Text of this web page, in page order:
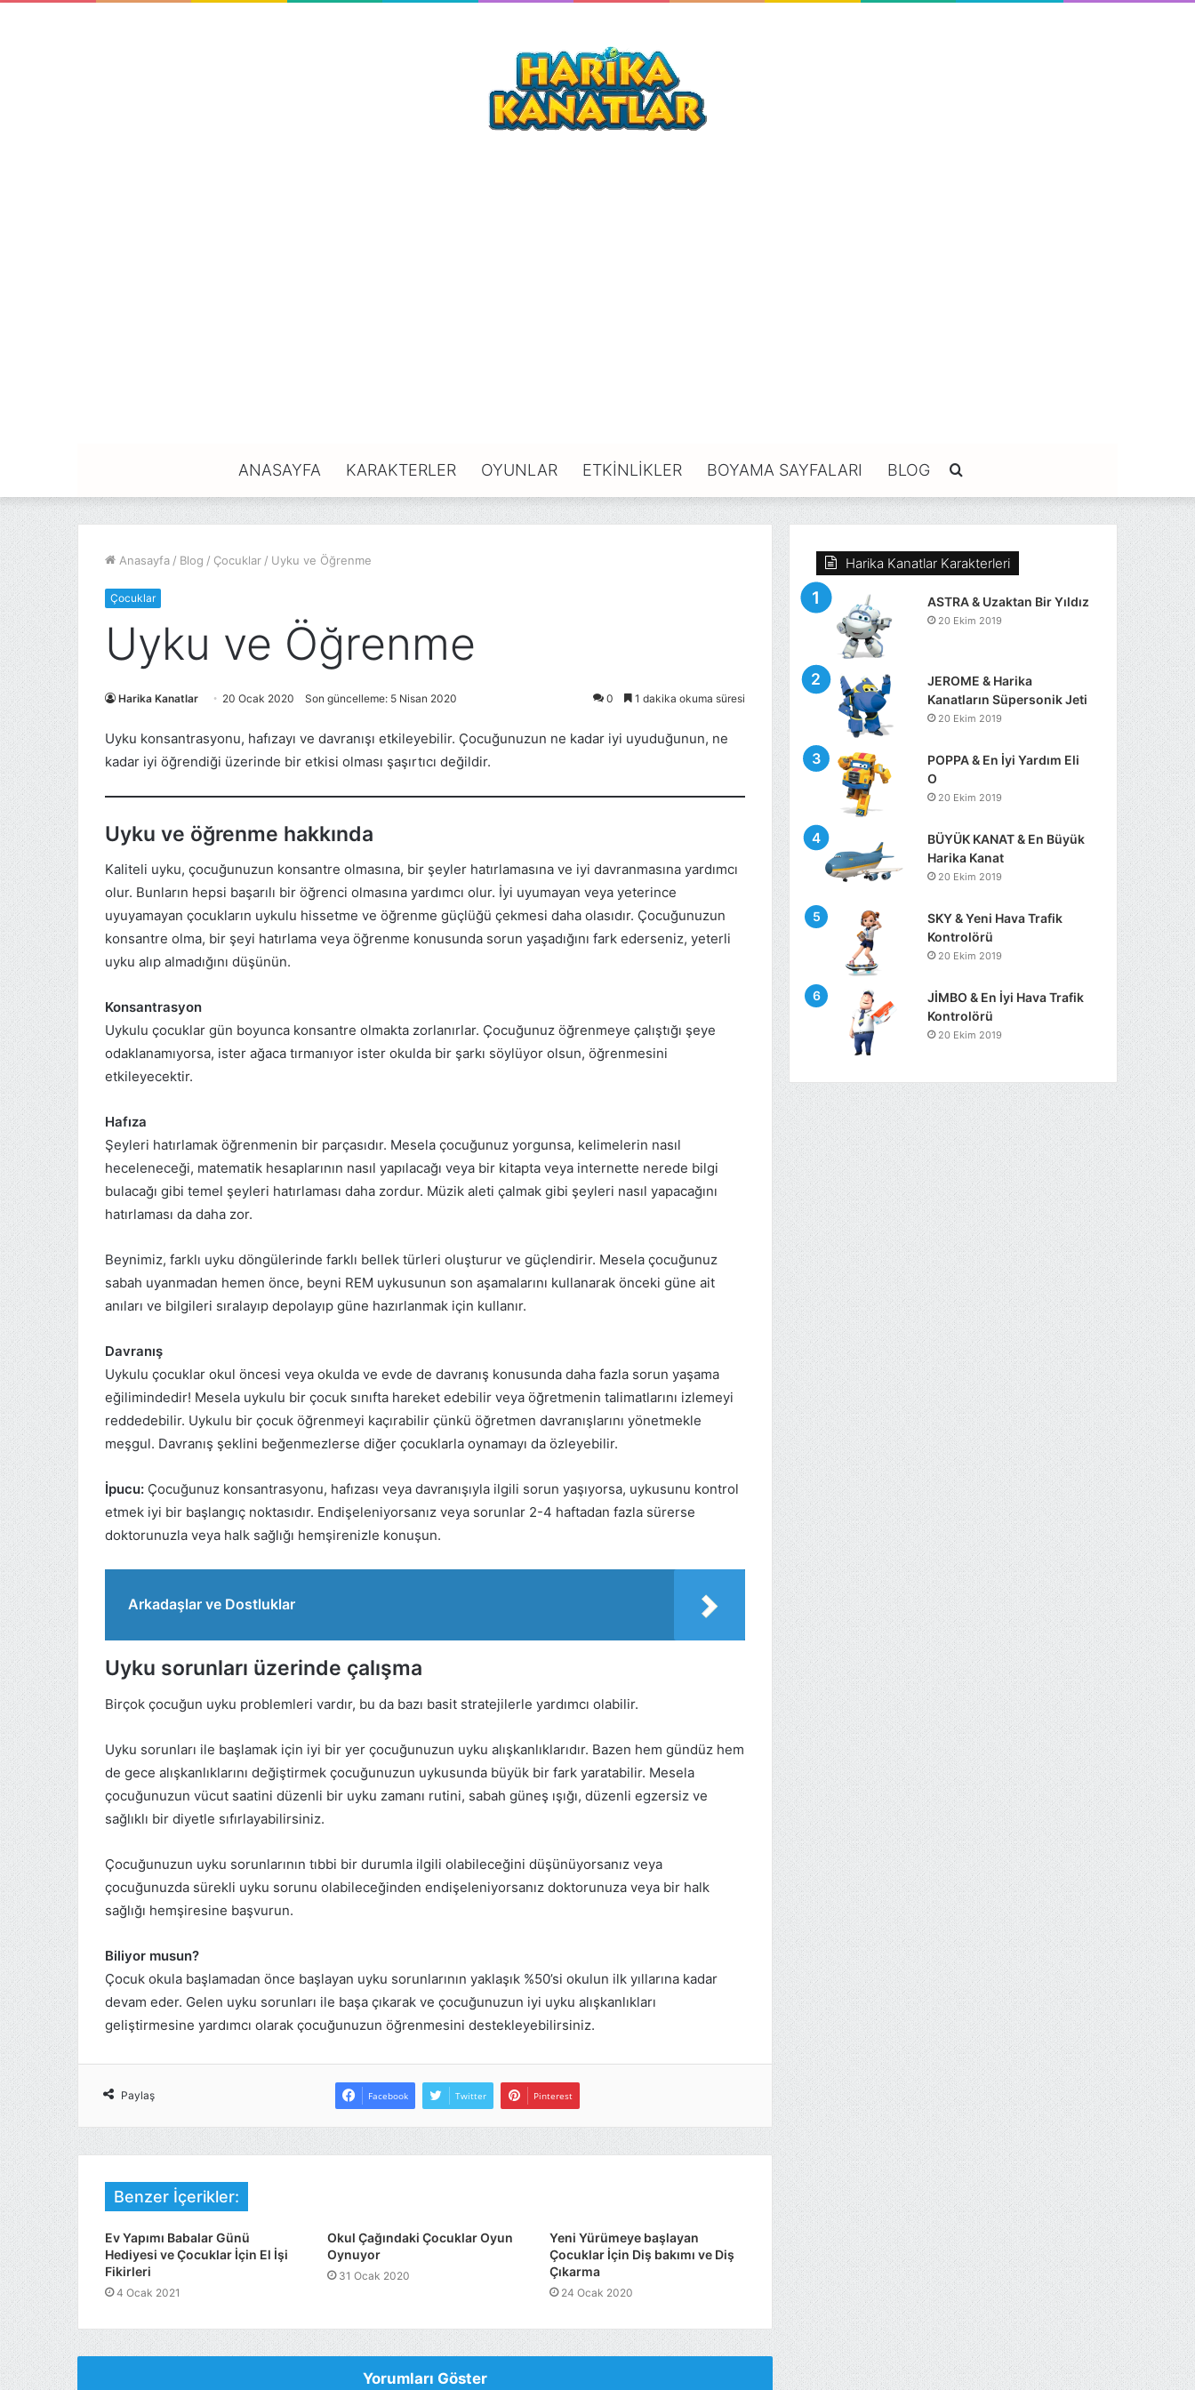
ANASAYFA KARAKTERLER OYUNLAR ETKINLIKLER BOYAMA SAYFALARI BLOG Arama
yap
...
Anasayfa / Blog / Çocuklar / Uyku ve Öğrenme
Çocuklar
Uyku ve Öğrenme
Harika Kanatlar 20 Ocak 2020 Son güncelleme: 5 Nisan 2020 0 1 dakika okuma süresi
Uyku konsantrasyonu, hafızayı ve davranışı etkileyebilir. Çocuğunuzun ne kadar iyi uyuduğunun, ne
kadar iyi öğrendiği üzerinde bir etkisi olması şaşırtıcı değildir.
Uyku ve öğrenme hakkında
Kaliteli uyku, çocuğunuzun konsantre olmasına, bir şeyler hatırlamasına ve iyi davranmasına yardımcı
olur. Bunların hepsi başarılı bir öğrenci olmasına yardımcı olur. İyi uyumayan veya yeterince
uyuyamayan çocukların uykulu hissetme ve öğrenme güçlüğü çekmesi daha olasıdır. Çocuğunuzun
konsantre olma, bir şeyi hatırlama veya öğrenme konusunda sorun yaşadığını fark ederseniz, yeterli
uyku alıp almadığını düşünün.
Konsantrasyon
Uykulu çocuklar gün boyunca konsantre olmakta zorlanırlar. Çocuğunuz öğrenmeye çalıştığı şeye
odaklanamıyorsa, ister ağaca tırmanıyor ister okulda bir şarkı söylüyor olsun, öğrenmesini
etkileyecektir.
Hafıza
Şeyleri hatırlamak öğrenmenin bir parçasıdır. Mesela çocuğunuz yorgunsa, kelimelerin nasıl
heceleneceği, matematik hesaplarının nasıl yapılacağı veya bir kitapta veya internette nerede bilgi
bulacağı gibi temel şeyleri hatırlaması daha zordur. Müzik aleti çalmak gibi şeyleri nasıl yapacağını
hatırlaması da daha zor.
Beynimiz, farklı uyku döngülerinde farklı bellek türleri oluşturur ve güçlendirir. Mesela çocuğunuz
sabah uyanmadan hemen önce, beyni REM uykusunun son aşamalarını kullanarak önceki güne ait
anıları ve bilgileri sıralayıp depolayıp güne hazırlanmak için kullanır.
Davranış
Uykulu çocuklar okul öncesi veya okulda ve evde de davranış konusunda daha fazla sorun yaşama
eğilimindedir! Mesela uykulu bir çocuk sınıfta hareket edebilir veya öğretmenin talimatlarını izlemeyi
reddedebilir. Uykulu bir çocuk öğrenmeyi kaçırabilir çünkü öğretmen davranışlarını yönetmekle
meşgul. Davranış şeklini beğenmezlerse diğer çocuklarla oynamayı da özleyebilir.
İpucu: Çocuğunuz konsantrasyonu, hafızası veya davranışıyla ilgili sorun yaşıyorsa, uykusunu kontrol
etmek iyi bir başlangıç ​​noktasıdır. Endişeleniyorsanız veya sorunlar 2-4 haftadan fazla sürerse
doktorunuzla veya halk sağlığı hemşirenizle konuşun.
Arkadaşlar ve Dostluklar
Uyku sorunları üzerinde çalışma
Birçok çocuğun uyku problemleri vardır, bu da bazı basit stratejilerle yardımcı olabilir.
Uyku sorunları ile başlamak için iyi bir yer çocuğunuzun uyku alışkanlıklarıdır. Bazen hem gündüz hem
de gece alışkanlıklarını değiştirmek çocuğunuzun uykusunda büyük bir fark yaratabilir. Mesela
çocuğunuzun vücut saatini düzenli bir uyku zamanı rutini, sabah güneş ışığı, düzenli egzersiz ve
sağlıklı bir diyetle sıfırlayabilirsiniz.
Çocuğunuzun uyku sorunlarının tıbbi bir durumla ilgili olabileceğini düşünüyorsanız veya
çocuğunuzda sürekli uyku sorunu olabileceğinden endişeleniyorsanız doktorunuza veya bir halk
sağlığı hemşiresine başvurun.
Biliyor musun?
Çocuk okula başlamadan önce başlayan uyku sorunlarının yaklaşık %50’si okulun ilk yıllarına kadar
devam eder. Gelen uyku sorunları ile başa çıkarak ve çocuğunuzun iyi uyku alışkanlıkları
geliştirmesine yardımcı olarak çocuğunuzun öğrenmesini destekleyebilirsiniz.
Paylaş Facebook Twitter Pinterest
Benzer İçerikler:
Ev Yapımı Babalar Günü
Hediyesi ve Çocuklar İçin El İşi
Fikirleri
4 Ocak 2021
Okul Çağındaki Çocuklar Oyun
Oynuyor
31 Ocak 2020
Yeni Yürümeye başlayan
Çocuklar İçin Diş bakımı ve Diş
Çıkarma
24 Ocak 2020
Yorumları Göster
Harika Kanatlar Karakterleri
ASTRA & Uzaktan Bir Yıldız
20 Ekim 2019
JEROME & Harika
Kanatların Süpersonik Jeti
20 Ekim 2019
POPPA & En İyi Yardım Eli
O
20 Ekim 2019
BÜYÜK KANAT & En Büyük
Harika Kanat
20 Ekim 2019
SKY & Yeni Hava Trafik
Kontrolörü
20 Ekim 2019
JİMBO & En İyi Hava Trafik
Kontrolörü
20 Ekim 2019